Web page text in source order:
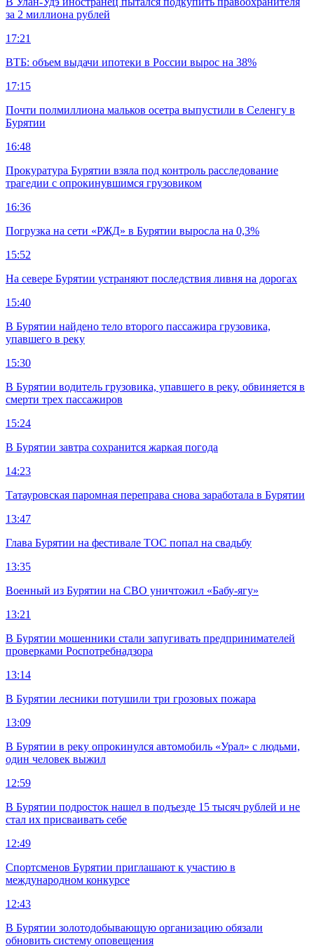
за 2 миллиона рублей
17:21
ВТБ: объем выдачи ипотеки в России вырос на 38%
17:15
Почти полмиллиона мальков осетра выпустили в Селенгу в
Бурятии
16:48
Прокуратура Бурятии взяла под контроль расследование
трагедии с опрокинувшимся грузовиком
16:36
Погрузка на сети «РЖД» в Бурятии выросла на 0,3%
15:52
На севере Бурятии устраняют последствия ливня на дорогах
15:40
В Бурятии найдено тело второго пассажира грузовика,
упавшего в реку
15:30
В Бурятии водитель грузовика, упавшего в реку, обвиняется в
смерти трех пассажиров
15:24
В Бурятии завтра сохранится жаркая погода
14:23
Татауровская паромная переправа снова заработала в Бурятии
13:47
Глава Бурятии на фестивале ТОС попал на свадьбу
13:35
Военный из Бурятии на СВО уничтожил «Бабу-ягу»
13:21
В Бурятии мошенники стали запугивать предпринимателей
проверками Роспотребнадзора
13:14
В Бурятии лесники потушили три грозовых пожара
13:09
В Бурятии в реку опрокинулся автомобиль «Урал» с людьми,
один человек выжил
12:59
В Бурятии подросток нашел в подъезде 15 тысяч рублей и не
стал их присваивать себе
12:49
Спортсменов Бурятии приглашают к участию в
международном конкурсе
12:43
В Бурятии золотодобывающую организацию обязали
обновить систему оповещения